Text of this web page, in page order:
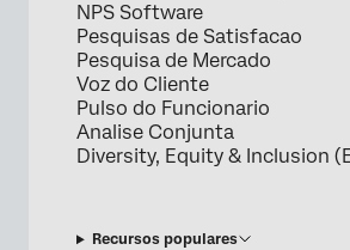
NPS Software
Pesquisas de Satisfacao
Pesquisa de Mercado
Voz do Cliente
Pulso do Funcionario
Analise Conjunta
Diversity, Equity & Inclusion
Recursos populares